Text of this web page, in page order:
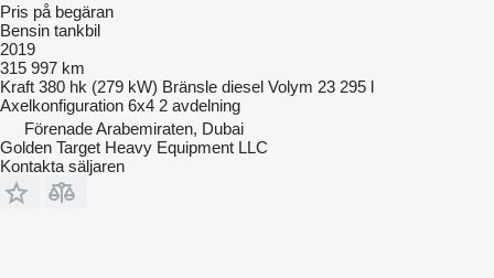
Pris på begäran
Bensin tankbil
2019
315 997 km
Kraft 380 hk (279 kW) Bränsle diesel Volym 23 295 l
Axelkonfiguration 6x4 2 avdelning
Förenade Arabemiraten, Dubai
Golden Target Heavy Equipment LLC
Kontakta säljaren